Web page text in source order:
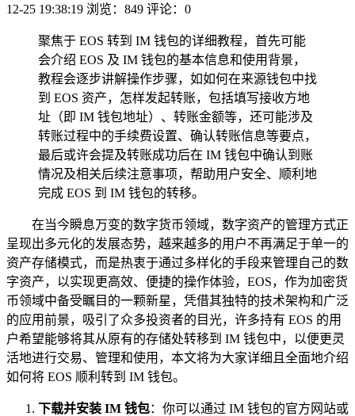
12-25 19:38:19 浏览：849 评论：0
聚焦于 EOS 转到 IM 钱包的详细教程，首先可能
会介绍 EOS 及 IM 钱包的基本信息和使用背景，
教程会逐步讲解操作步骤，如如何在来源钱包中找
到 EOS 资产，怎样发起转账，包括填写接收方地
址（即 IM 钱包地址）、转账金额等，还可能涉及
转账过程中的手续费设置、确认转账信息等要点，
最后或许会提及转账成功后在 IM 钱包中确认到账
情况及相关后续注意事项，帮助用户安全、顺利地
完成 EOS 到 IM 钱包的转移。
在当今瞬息万变的数字货币领域，数字资产的管理方式正
呈现出多元化的发展态势，越来越多的用户不再满足于单一的
资产存储模式，而是热衷于通过多样化的手段来管理自己的数
字资产，以实现更高效、便捷的操作体验，EOS，作为加密货
币领域中备受瞩目的一颗新星，凭借其独特的技术架构和广泛
的应用前景，吸引了众多投资者的目光，许多持有 EOS 的用
户希望能够将其从原有的存储处转移到 IM 钱包中，以便更灵
活地进行交易、管理和使用，本文将为大家详细且全面地介绍
如何将 EOS 顺利转到 IM 钱包。
下载并安装 IM 钱包：你可以通过 IM 钱包的官方网站或